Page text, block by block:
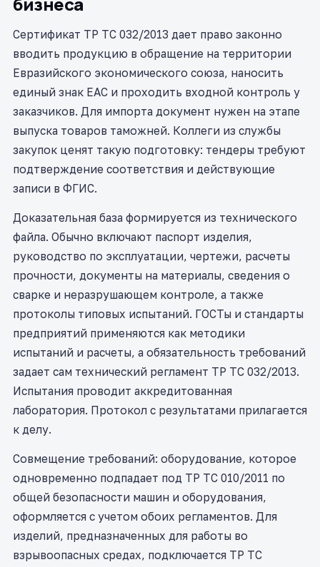
Сертификат ТР ТС 032/2013 дает право законно
вводить продукцию в обращение на территории
Евразийского экономического союза, наносить
единый знак ЕАС и проходить входной контроль у
заказчиков. Для импорта документ нужен на этапе
выпуска товаров таможней. Коллеги из службы
закупок ценят такую подготовку: тендеры требуют
подтверждение соответствия и действующие
записи в ФГИС.
Доказательная база формируется из технического
файла. Обычно включают паспорт изделия,
руководство по эксплуатации, чертежи, расчеты
прочности, документы на материалы, сведения о
сварке и неразрушающем контроле, а также
протоколы типовых испытаний. ГОСТы и стандарты
предприятий применяются как методики
испытаний и расчеты, а обязательность требований
задает сам технический регламент ТР ТС 032/2013.
Испытания проводит аккредитованная
лаборатория. Протокол с результатами прилагается
к делу.
Совмещение требований: оборудование, которое
одновременно подпадает под ТР ТС 010/2011 по
общей безопасности машин и оборудования,
оформляется с учетом обоих регламентов. Для
изделий, предназначенных для работы во
взрывоопасных средах, подключается ТР ТС